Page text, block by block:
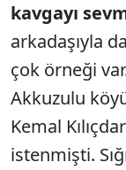
kavgayı
arkadaşıyla
çok örneği
Akkuzulu
Kemal
istenmişti.